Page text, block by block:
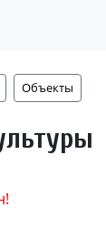
Объекты